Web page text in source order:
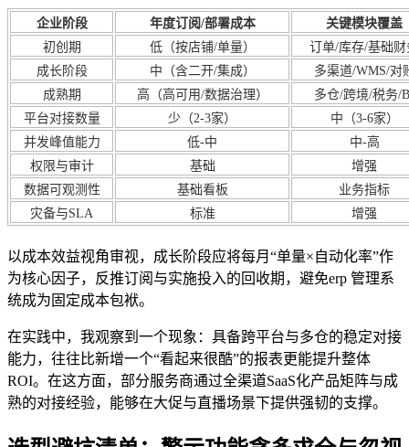
企业阶段 年度订阅/部署成本
关键模块覆盖
初创期
低（按店铺/单量）
订单/库存/基础财
成长阶段
中（含二开/集成）
多渠道/WMS/对
成熟期
高（高可用/数据治理）
多仓/跨境/税务/
平台对接数量
少（2-3家）
中（3-6家）
并发峰值能力
低-中
中-高
权限与审计
基础
增强
数据可观测性
基础看板
业务指标
灾备与SLA
标准 增强
以成本效益视角审视，成长阶段应将每月“单量×自动化率”作
为核心因子，反推订阅与实施投入的回收期，避免erp 管理系
统成为固定成本包袱。
在实践中，我观察到一个现象：具备跨平台与多仓的稳定对接
能力，往往比新增一个“看起来很酷”的报表更能提升整体
ROI。在这方面，部分服务商通过全渠道SaaS化产品矩阵与成
熟的对接经验，能够在大促与直播场景下提供强韧的支撑。